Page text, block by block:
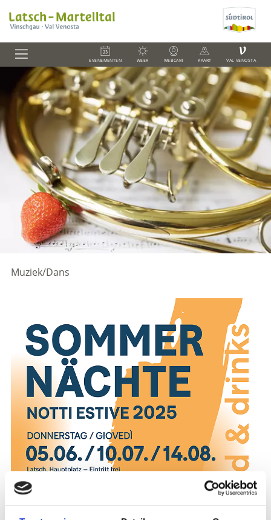
EVENEMENTEN WEER WEBCAM KAART
V
VAL VENOSTA
Muziek/Dans